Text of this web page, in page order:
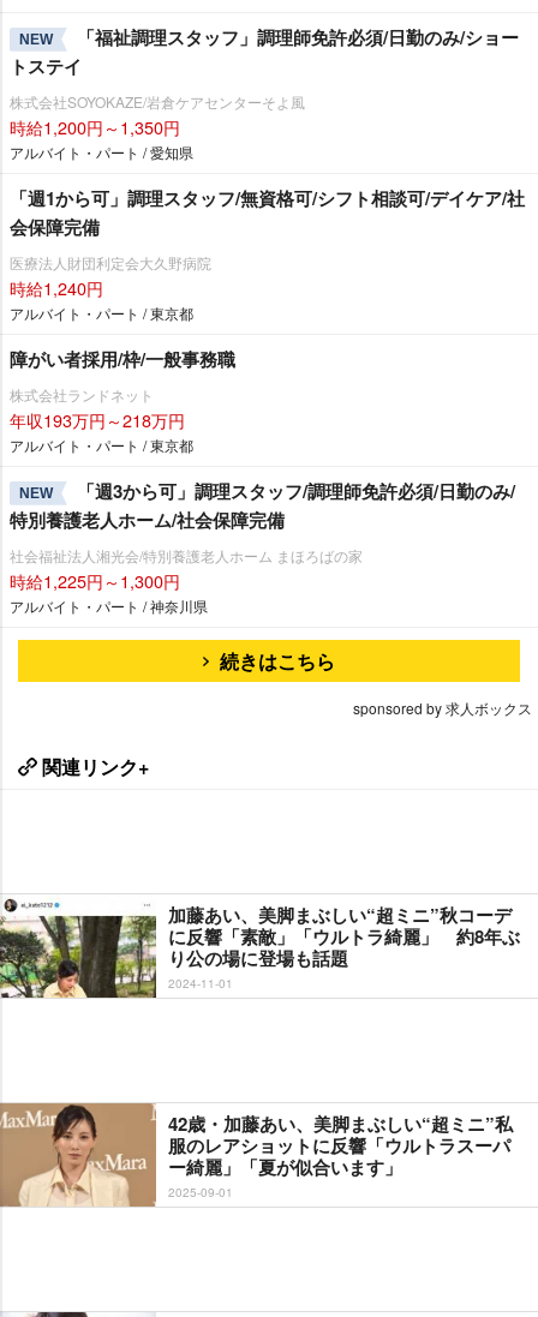
NEW
「福祉調理スタッフ」調理師免許必須/日勤のみ/ショー
トステイ
株式会社SOYOKAZE/岩倉ケアセンターそよ風
時給1,200円～1,350円
アルバイト・パート / 愛知県
「週1から可」調理スタッフ/無資格可/シフト相談可/デイケア/社
会保障完備
医療法人財団利定会大久野病院
時給1,240円
アルバイト・パート / 東京都
障がい者採用/枠/一般事務職
株式会社ランドネット
年収193万円～218万円
アルバイト・パート / 東京都
NEW
「週3から可」調理スタッフ/調理師免許必須/日勤のみ/
特別養護老人ホーム/社会保障完備
社会福祉法人湘光会/特別養護老人ホーム まほろばの家
時給1,225円～1,300円
アルバイト・パート / 神奈川県
続きはこちら
sponsored by 求人ボックス
関連リンク+
加藤あい、美脚まぶしい“超ミニ”秋コーデ
に反響「素敵」「ウルトラ綺麗」 約8年ぶ
り公の場に登場も話題
2024-11-01
42歳・加藤あい、美脚まぶしい“超ミニ”私
服のレアショットに反響「ウルトラスーパ
ー綺麗」「夏が似合います」
2025-09-01